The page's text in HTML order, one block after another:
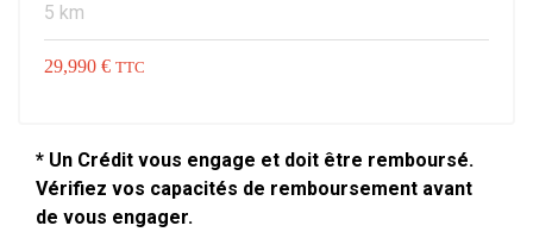
5 km
29,990 € TTC
* Un Crédit vous engage et doit être remboursé.
Vérifiez vos capacités de remboursement avant
de vous engager.